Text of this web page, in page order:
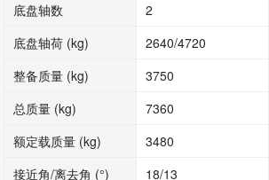
底盘轴数
2
底盘轴荷 (kg)
2640/4720
整备质量 (kg)
3750
总质量 (kg)
7360
额定载质量 (kg)
3480
接近角/离去角 (°)
18/13